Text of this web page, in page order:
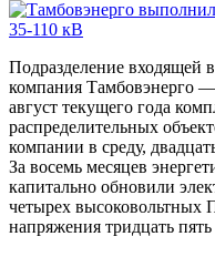
Подразделение
компания Тамбовэнерго —
август текущего года
распределительных
компании в среду,
За восемь месяцев
капитально обновили
четырех высоковольтных
напряжения тридцать